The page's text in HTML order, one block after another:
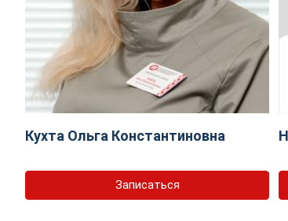
Кухта Ольга Константиновна
Записаться